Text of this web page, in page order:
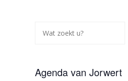
e
Agenda van Jorwert